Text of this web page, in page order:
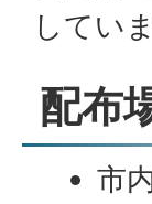
してい
配布
市